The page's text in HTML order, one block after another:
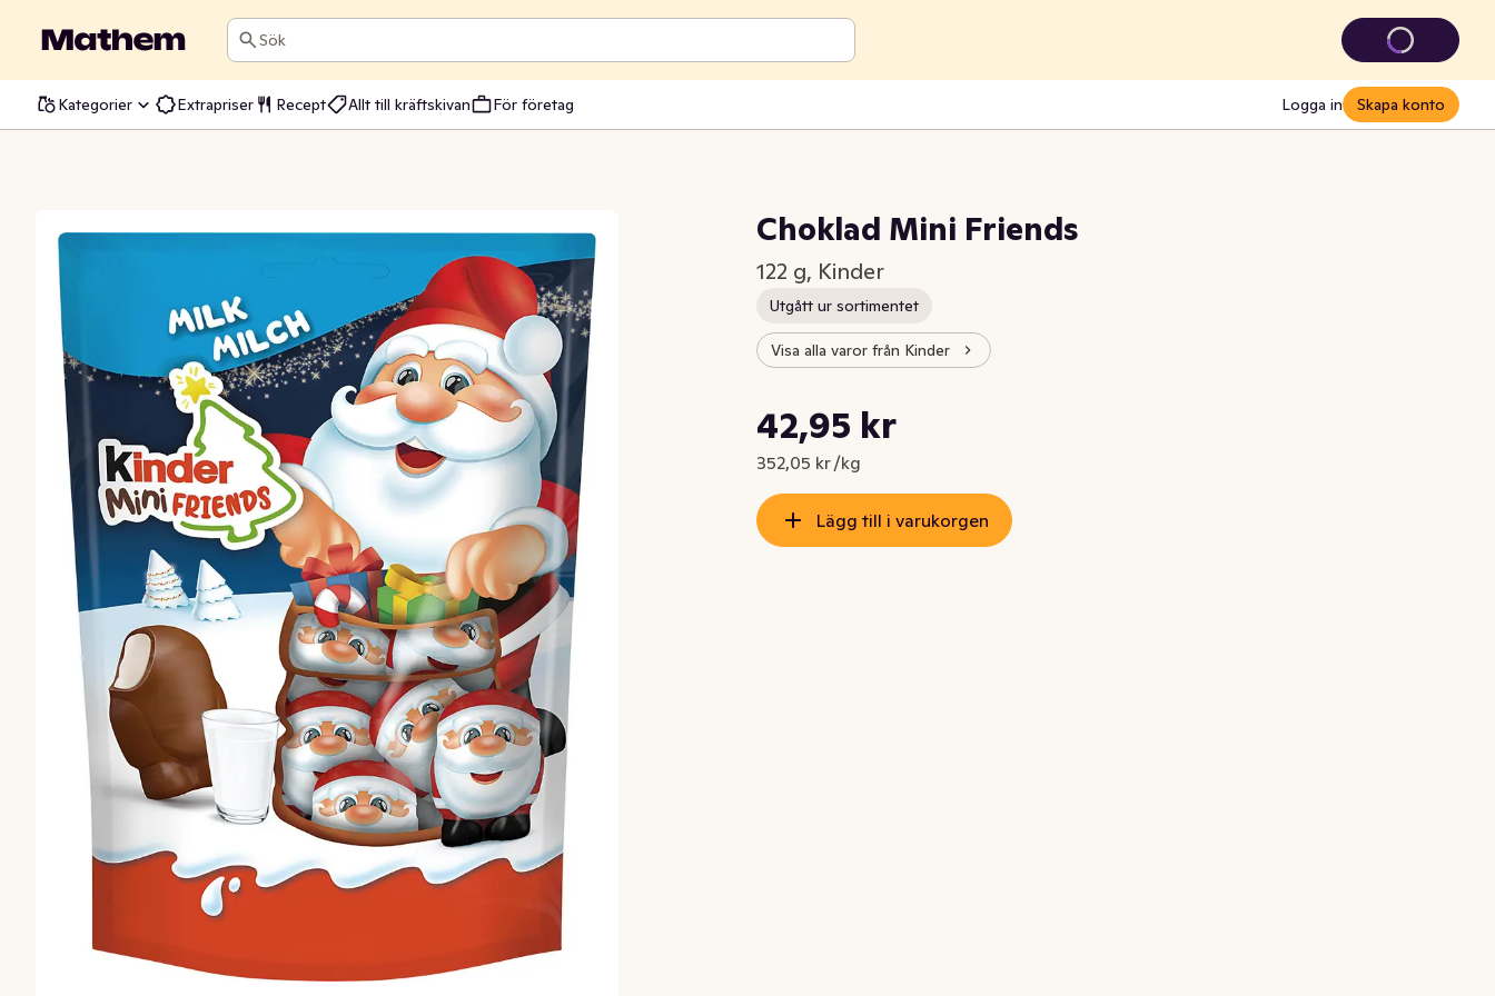
Sök
Kategorier Extrapriser Recept Allt till kräftskivan För företag Logga in Skapa konto
Choklad Mini Friends
122 g, Kinder
Utgått ur sortimentet
Visa alla varor från Kinder
Nuvarande pris är: 42,95 kr
42,95 kr
352,05 kr /kg
Styckpris: 352,05 kr /kg
Lägg till i varukorgen